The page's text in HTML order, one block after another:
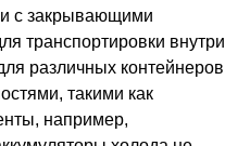
с закрывающими
транспортировки внутри
различных контейнеров
такими как
например,